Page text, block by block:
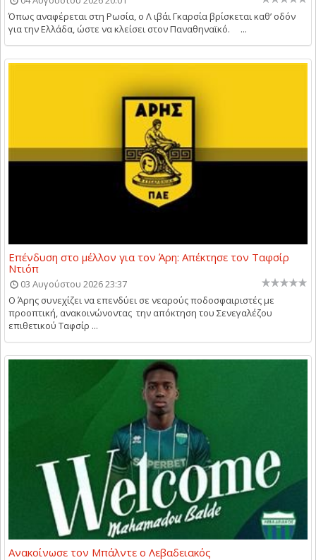
Όπως αναφέρεται στη Ρωσία, ο Λ ιβάι Γκαρσία βρίσκεται καθ’ οδόν
για την Ελλάδα, ώστε να κλείσει στον Παναθηναϊκό. ...
Επένδυση στο μέλλον για τον Άρη: Απέκτησε τον Ταφσίρ
Ντιόπ
03 Αυγούστου 2026 23:37
Ο Άρης συνεχίζει να επενδύει σε νεαρούς ποδοσφαιριστές με
προοπτική, ανακοινώνοντας την απόκτηση του Σενεγαλέζου
επιθετικού Ταφσίρ ...
Ανακοίνωσε τον Μπάλντε ο Λεβαδειακός